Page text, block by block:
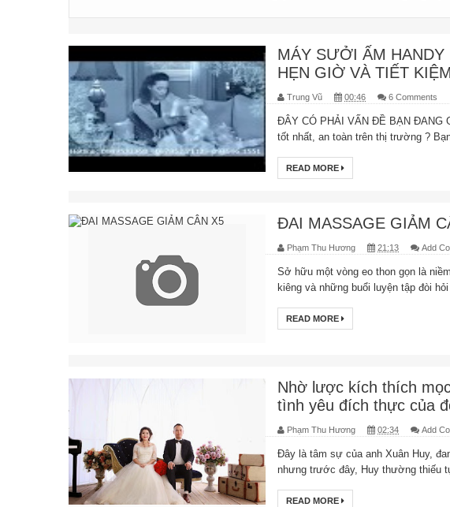
MÁY SƯỞI ẤM
HẸN GIỜ VÀ TIẾT
Trung Vũ 00:46 6 Comments
ĐÂY CÓ PHẢI VẤN ĐỀ BẠN ĐANG
tốt nhất, an toàn trên thị trường ?
READ MORE
ĐAI MASSAGE GIẢM
Phạm Thu Hương 21:13 Add
Sở hữu một vòng eo thon gọn là
kiêng và những buổi luyện tập đòi
READ MORE
Nhờ lược kích thích
tình yêu đích thực của
Phạm Thu Hương 02:34 Add
Đây là tâm sự của anh Xuân Huy,
nhưng trước đây, Huy thường thiếu
READ MORE